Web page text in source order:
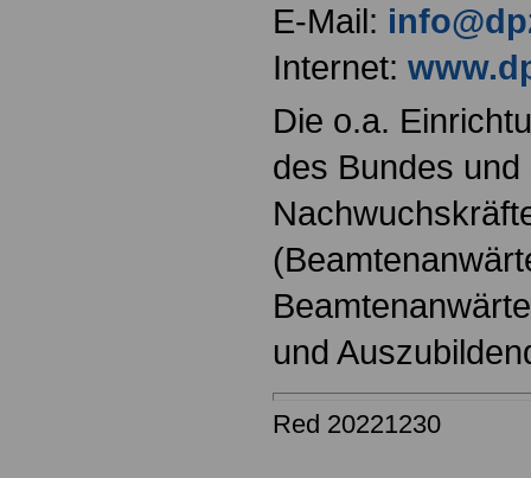
E-Mail:
Internet:
Die o.a.
des Bundes und
und
Red 20221230